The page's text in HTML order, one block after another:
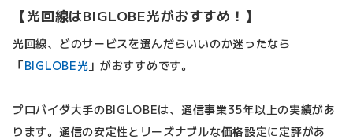
【光回線はBIGLOBE光がおすすめ！】
光回線、どのサービスを選んだらいいのか迷ったなら
「BIGLOBE光 」がおすすめです。
プロバイダ大手のBIGLOBEは、通信事業35年以上の実績があ
ります。通信の安定性とリーズナブルな価格設定に定評があ